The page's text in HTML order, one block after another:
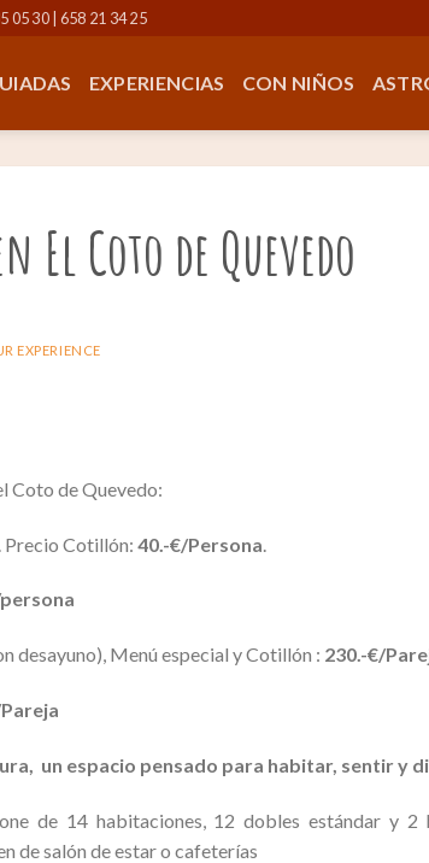
05 30 | 658 21 34 25
EXPERIENCIAS CON NIÑOS
El Coto de Quevedo
EXPERIENCE
Coto de Quevedo:
Precio Cotillón: 40.-€/Persona
desayuno), Menú especial y Cotillón : 230.-€/
un espacio pensado para habitar, sentir y
de 14 habitaciones, 12 dobles estándar y 2
de salón de estar o cafeterías